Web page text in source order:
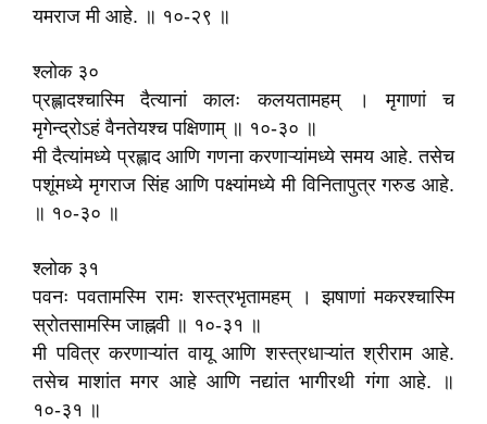
यमराज मी आहे. ॥ १०-२९ ॥
श्लोक ३०
प्रह्लादश्चास्मि दैत्यानां कालः कलयतामहम्‌ । मृगाणां च
मृगेन्द्रोऽहं वैनतेयश्च पक्षिणाम्‌ ॥ १०-३० ॥
मी दैत्यांमध्ये प्रह्लाद आणि गणना करणाऱ्यांमध्ये समय आहे. तसेच
पशूंमध्ये मृगराज सिंह आणि पक्ष्यांमध्ये मी विनितापुत्र गरुड आहे.
॥ १०-३० ॥
श्लोक ३१
पवनः पवतामस्मि रामः शस्त्रभृतामहम्‌ । झषाणां मकरश्चास्मि
स्रोतसामस्मि जाह्नवी ॥ १०-३१ ॥
मी पवित्र करणाऱ्यांत वायू आणि शस्त्रधाऱ्यांत श्रीराम आहे.
तसेच माशांत मगर आहे आणि नद्यांत भागीरथी गंगा आहे. ॥
१०-३१ ॥